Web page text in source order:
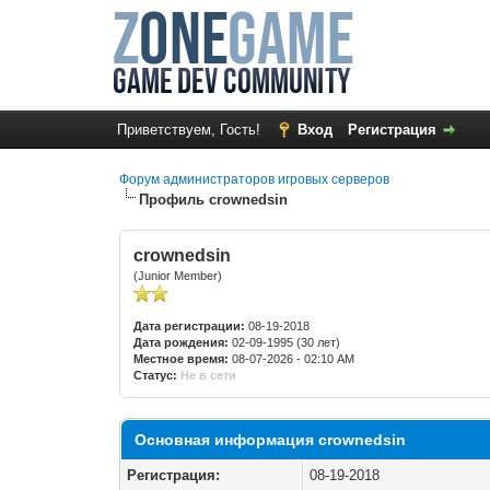
Приветствуем, Гость! Вход Регистрация
Форум администраторов игровых серверов
Профиль crownedsin
crownedsin
(Junior Member)
Дата регистрации: 08-19-2018
Дата рождения: 02-09-1995 (30 лет)
Местное время: 08-07-2026 - 02:10 AM
Статус: Не в сети
Основная информация crownedsin
Регистрация: 08-19-2018